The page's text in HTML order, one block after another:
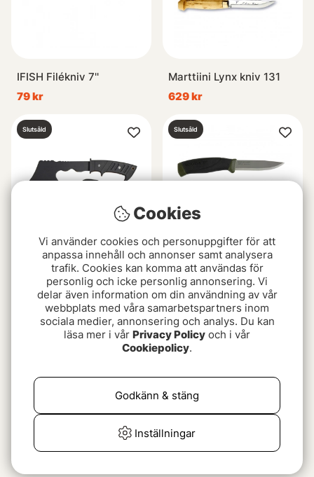
IFISH Filékniv 7''
79 kr
Marttiini Lynx kniv 131
629 kr
Slutsåld
Fibe Yxa Lättvikt 30 cm
149 kr
Slutsåld
Morakniv Companion MG
Kolstål
149 kr
Slutsåld
Cookies
Vi använder cookies och personuppgifter för att
anpassa innehåll och annonser samt analysera
trafik. Cookies kan komma att användas för
personlig och icke personlig annonsering. Vi
delar även information om din användning av vår
webbplats med våra samarbetspartners inom
sociala medier, annonsering och analys. Du kan
läsa mer i vår Privacy Policy och i vår
Cookiepolicy.
Inställningar
Godkänn & stäng